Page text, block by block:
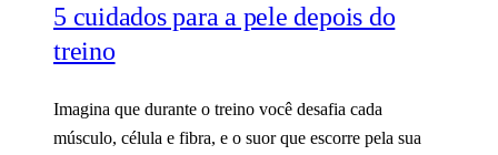
5 cuidados para a pele depois do
treino
Imagina que durante o treino você desafia cada
músculo, célula e fibra, e o suor que escorre pela sua